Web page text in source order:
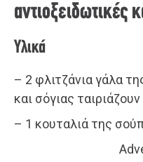
αντιοξειδωτικές
Υλικά
– 2 φλιτζάνια γάλα
και σόγιας
– 1 κουταλιά της